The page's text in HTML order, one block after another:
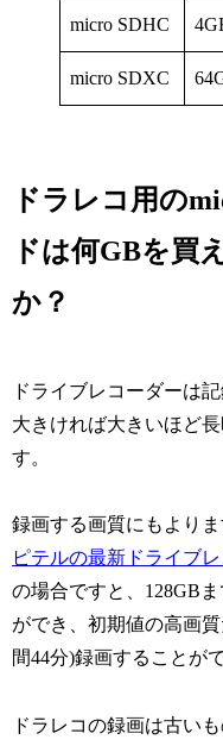
micro SDHC
micro SDXC
ドラレコ用の
ドは何GBを買
か？
ドライブレコーダーは
大きければ大きいほど
す。
録画する画質にもより
ピテルの最新ドライブ
の場合ですと、 128GB
ができ
、初期値の高画
間44分)録画することが
ドラレコの録画は古い